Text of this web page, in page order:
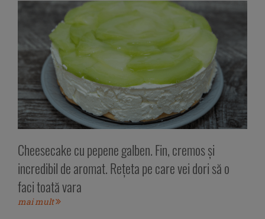
Cheesecake cu pepene galben. Fin, cremos și
incredibil de aromat. Rețeta pe care vei dori să o
faci toată vara
mai mult